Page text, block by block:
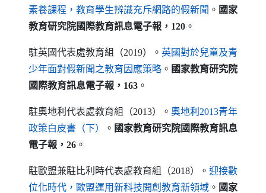
素養課程，教育學生辨識充斥網路的假新聞 （另開新視
。 國家
教育研究院國際教育訊息電子報，120 。
駐英國代表處教育組（2019）。 英國對於兒童及青
少年面對假新聞之教育因應策略（另開新視窗）
。 國家教育研究院
國際教育訊息電子報，163 。
駐奧地利代表處教育組（2013）。 奧地利2013青年
政策白皮書（下）
（另開新視窗）
。 國家教育研究院國際教育訊息
電子報，26 。
駐歐盟兼駐比利時代表處教育組（2018）。 迎接數
位化時代，歐盟運用新科技開創教育新領域（另開新視
。 國家